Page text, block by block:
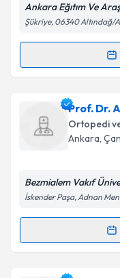
Metni'ni
kapsamda
Ankara Eğıtım Ve
Şükriye, 06340 Altındağ/
Randevu
Doç. Dr.
talebi oluşturun.
için bir takvim
bilgilendireceğiz.
E-posta Adresiniz
Kişisel
kapsamda
Prof. Dr.
Ortopedi
Ankara,
Bezmialem Vakıf
İskender Paşa, Adnan
Randevu